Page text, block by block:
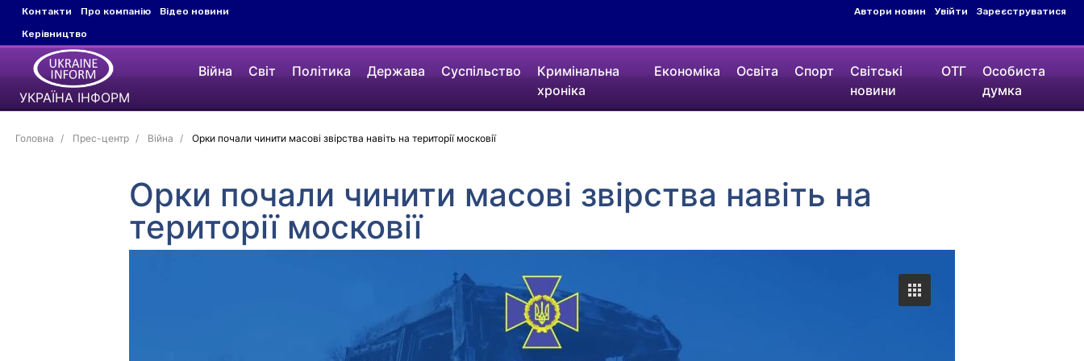
Контакти Про компанію
Відео новини
Керівництво
Автори новин Увійти Зареєструватися
УКРАЇНА ІНФОРМ
Війна Світ Політика Держава Суспільство
Кримінальна
хроніка
Економіка Освіта Спорт
Світські
новини
ОТГ
Особиста
думка
Головна Прес-центр Війна Орки почали чинити масові звірства навіть на території московії
Орки почали чинити масові звірства навіть на
території московії